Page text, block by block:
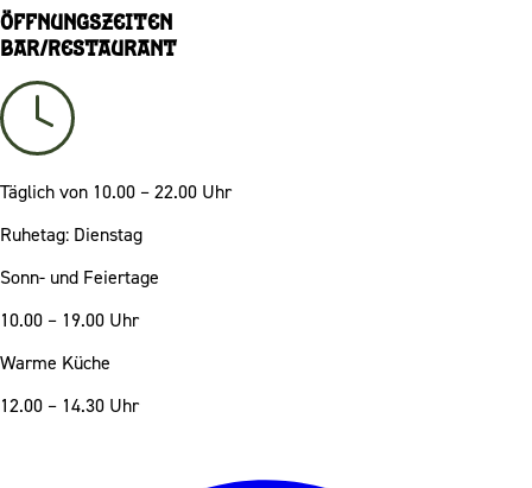
Öffnungszeiten
Bar/Restaurant
Täglich von 10.00 – 22.00 Uhr
Ruhetag: Dienstag
Sonn- und Feiertage
10.00 – 19.00 Uhr
Warme Küche
12.00 – 14.30 Uhr